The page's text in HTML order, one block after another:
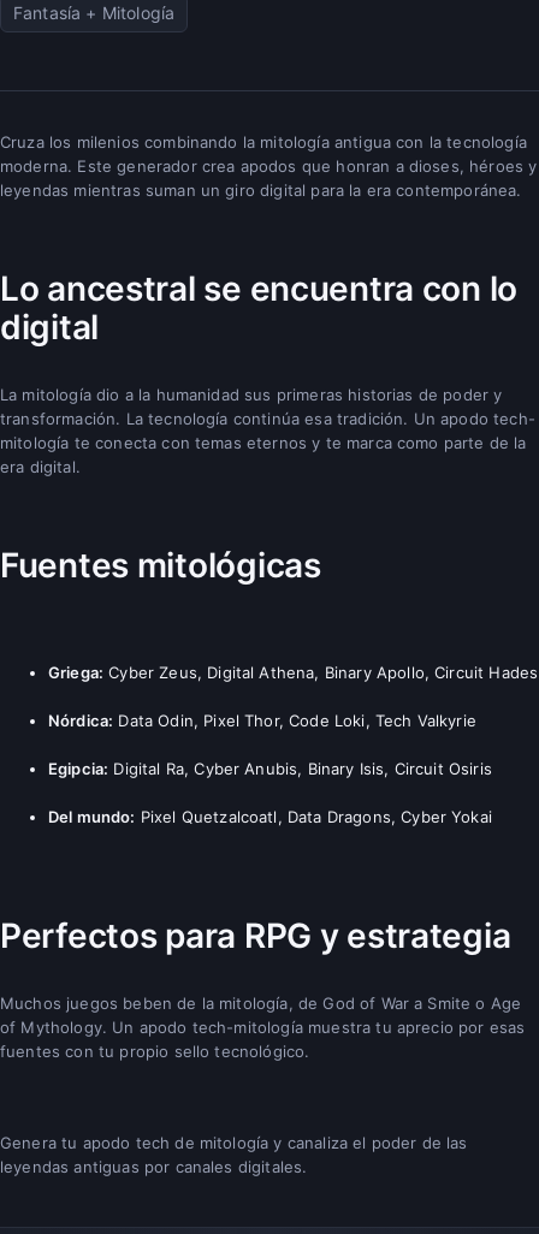
Fantasía + Mitología
Cruza los milenios combinando la mitología antigua con la tecnología
moderna. Este generador crea apodos que honran a dioses, héroes y
leyendas mientras suman un giro digital para la era contemporánea.
Lo ancestral se encuentra con lo
digital
La mitología dio a la humanidad sus primeras historias de poder y
transformación. La tecnología continúa esa tradición. Un apodo tech-
mitología te conecta con temas eternos y te marca como parte de la
era digital.
Fuentes mitológicas
Griega: Cyber Zeus, Digital Athena, Binary Apollo, Circuit Hades
Nórdica: Data Odin, Pixel Thor, Code Loki, Tech Valkyrie
Egipcia: Digital Ra, Cyber Anubis, Binary Isis, Circuit Osiris
Del mundo: Pixel Quetzalcoatl, Data Dragons, Cyber Yokai
Perfectos para RPG y estrategia
Muchos juegos beben de la mitología, de God of War a Smite o Age
of Mythology. Un apodo tech-mitología muestra tu aprecio por esas
fuentes con tu propio sello tecnológico.
Genera tu apodo tech de mitología y canaliza el poder de las
leyendas antiguas por canales digitales.